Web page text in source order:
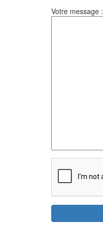
Votre message :